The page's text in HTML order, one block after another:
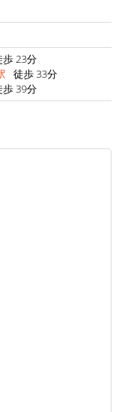
歩 23分
徒歩 33分
歩 39分